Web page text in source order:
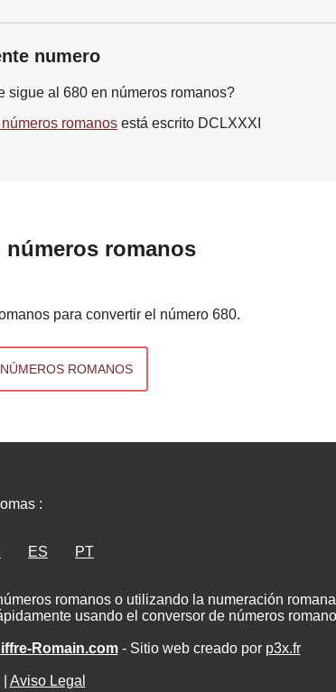
numero
sigue al 680 en números romanos?
romanos está escrito DCLXXXI
números romanos
para convertir el número 680.
ROMANOS
:
ES PT
romanos o utilizando la numeración
usando el conversor de números
Romain.com- Sitio web creado por p3x.fr
| Aviso Legal